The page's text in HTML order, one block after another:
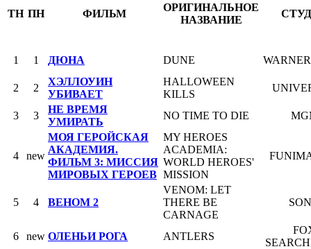
ТН ПН ФИЛЬМ
ОРИГИНАЛЬНОЕ
НАЗВАНИЕ
1 1 ДЮНА DUNE
2 2
ХЭЛЛОУИН
УБИВАЕТ
HALLOWEEN
KILLS
3 3
НЕ ВРЕМЯ
УМИРАТЬ
NO TIME TO DIE
4 new
МОЯ ГЕРОЙСКАЯ
АКАДЕМИЯ.
ФИЛЬМ 3: МИССИЯ
МИРОВЫХ ГЕРОЕВ
MY HEROES
ACADEMIA:
WORLD HEROES'
MISSION
5 4 ВЕНОМ 2
VENOM: LET
THERE BE
CARNAGE
6 new ОЛЕНЬИ РОГА ANTLERS